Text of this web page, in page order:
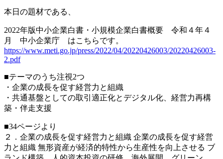
本日の題材である、
2022年版中小企業白書・小規模企業白書概要 令和４年４
月 中小企業庁 はこちらです。
https://www.meti.go.jp/press/2022/04/20220426003/20220426003-
2.pdf
■テーマのうち注視2つ
・企業の成長を促す経営力と組織
・共通基盤としての取引適正化とデジタル化、経営力再構
築・伴走支援
■34ページより
２．企業の成長を促す経営力と組織 企業の成長を促す経営
力と組織 無形資産が経済的特性から生産性を向上させる ブ